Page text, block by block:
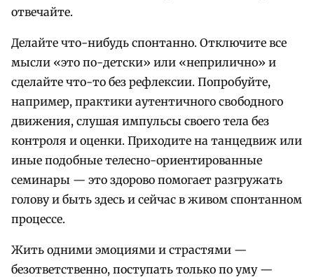
отвечайте.
Делайте что-нибудь спонтанно. Отключите все
мысли «это по-детски» или «неприлично» и
сделайте что-то без рефлексии. Попробуйте,
например, практики аутентичного свободного
движения, слушая импульсы своего тела без
контроля и оценки. Приходите на танцедвиж или
иные подобные телесно-ориентированные
семинары — это здорово помогает разгружать
голову и быть здесь и сейчас в живом спонтанном
процессе.
Жить одними эмоциями и страстями —
безответственно, поступать только по уму —